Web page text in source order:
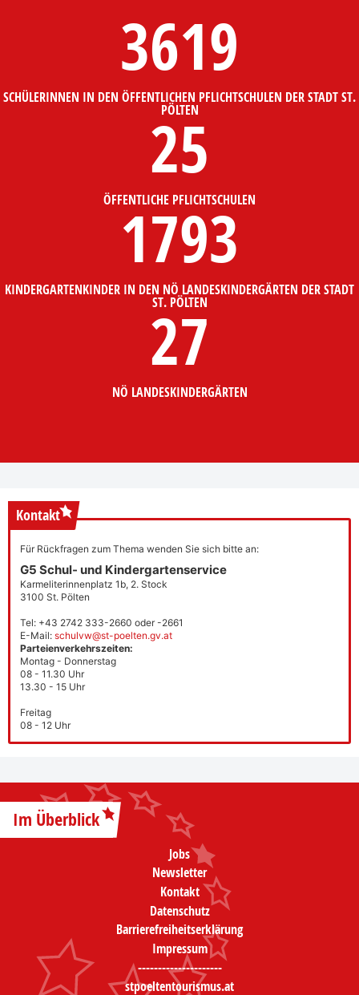
3619
SCHÜLERINNEN IN DEN ÖFFENTLICHEN PFLICHTSCHULEN DER STADT ST.
PÖLTEN
25
ÖFFENTLICHE PFLICHTSCHULEN
1793
KINDERGARTENKINDER IN DEN NÖ LANDESKINDERGÄRTEN DER STADT
ST. PÖLTEN
27
NÖ LANDESKINDERGÄRTEN
Kontakt
Für Rückfragen zum Thema wenden Sie sich bitte an:
G5 Schul- und Kindergartenservice
Karmeliterinnenplatz 1b, 2. Stock
3100 St. Pölten
Tel: +43 2742 333-2660 oder -2661
E-Mail: schulvw@st-poelten.gv.at
Parteienverkehrszeiten:
Montag - Donnerstag
08 - 11.30 Uhr
13.30 - 15 Uhr
Freitag
08 - 12 Uhr
Im Überblick
Jobs
Newsletter
Kontakt
Datenschutz
Barrierefreiheitserklärung
Impressum
---------------------
stpoeltentourismus.at